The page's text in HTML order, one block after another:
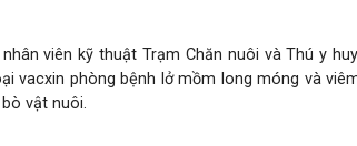
viên kỹ thuật Trạm Chăn nuôi và Thú y
vacxin phòng bệnh lở mồm long móng và
vật nuôi.